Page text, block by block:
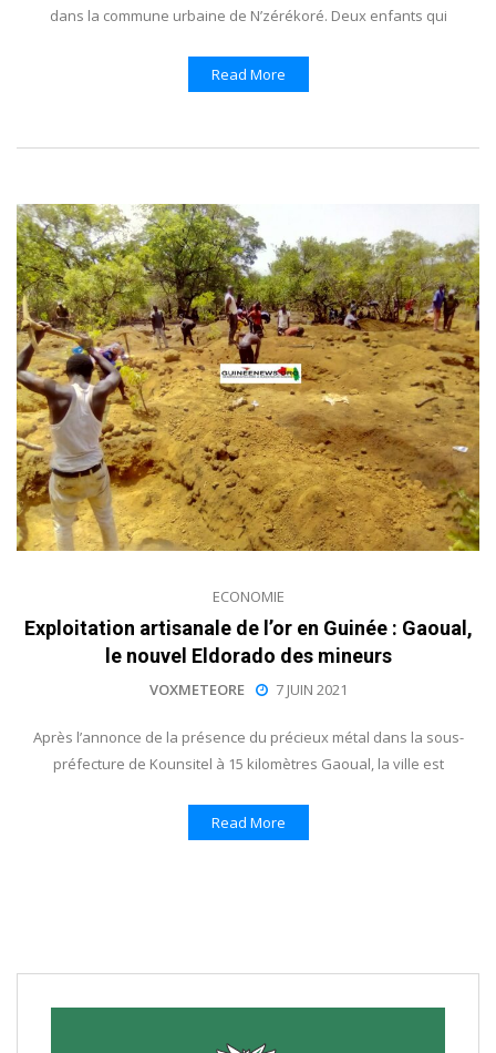
dans la commune urbaine de N’zérékoré. Deux enfants qui
Read More
ECONOMIE
Exploitation artisanale de l’or en Guinée : Gaoual,
le nouvel Eldorado des mineurs
VOXMETEORE 7 JUIN 2021
Après l’annonce de la présence du précieux métal dans la sous-
préfecture de Kounsitel à 15 kilomètres Gaoual, la ville est
Read More